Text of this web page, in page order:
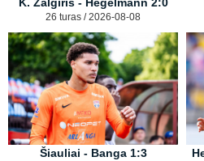
26 turas / 2026-08-08
Šiauliai - Banga 1:3